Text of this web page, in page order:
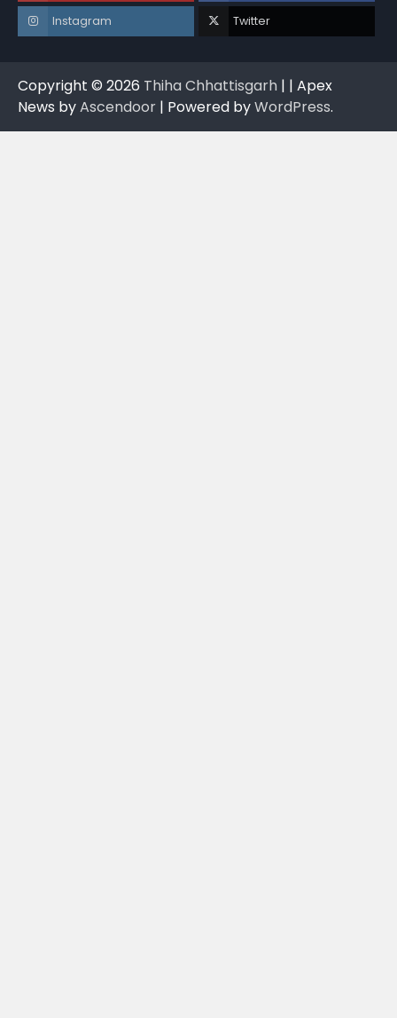
Instagram Twitter
Copyright © 2026 Thiha Chhattisgarh | | Apex
News byAscendoor | Powered byWordPress.